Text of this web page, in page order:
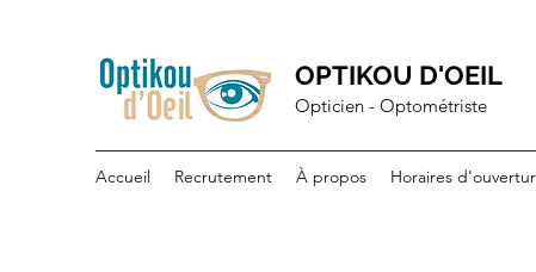
OPTIKOU D'OEIL
Opticien - Optométriste
Accueil Recrutement À propos Horaires